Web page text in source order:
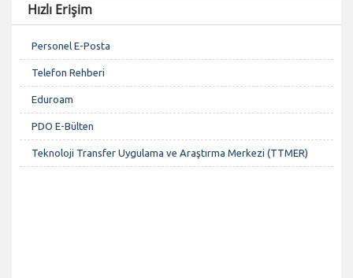
Hızlı Erişim
Personel E-Posta
Telefon Rehberi
Eduroam
PDO E-Bülten
Teknoloji Transfer Uygulama ve Araştırma Merkezi (TTMER)